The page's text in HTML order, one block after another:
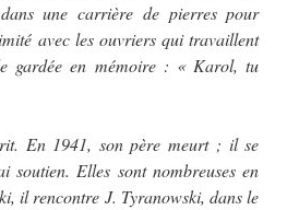
une carrière de pierres pour
avec les ouvriers qui travaillent
gardée en mémoire : « Karol, tu
En 1941, son père meurt ; il se
soutien. Elles sont nombreuses en
il rencontre J. Tyranowski, dans le